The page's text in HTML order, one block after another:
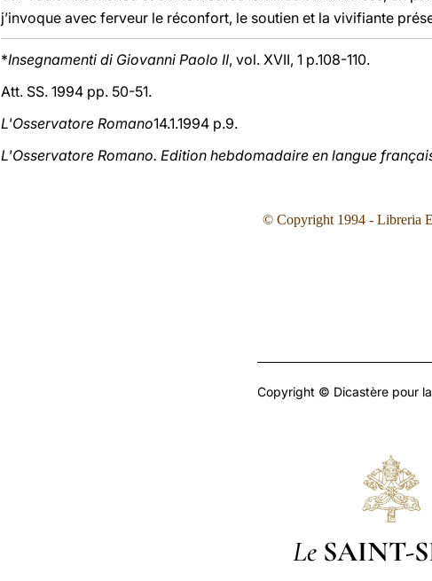
j’invoque avec ferveur le réconfort, le soutien et la vivifiante
*Insegnamenti di Giovanni Paolo II, vol. XVII, 1 p.108-110.
Att. SS. 1994 pp. 50-51.
L'Osservatore Romano14.1.1994 p.9.
L'Osservatore Romano. Edition hebdomadaire en langue
© Copyright 1994 - Libreria
Copyright © Dicastère pour
Le SAINT-